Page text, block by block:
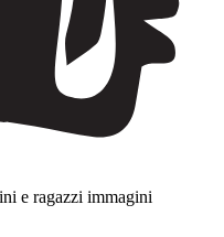
e ragazzi immagini